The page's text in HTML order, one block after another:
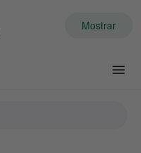
Mostrar